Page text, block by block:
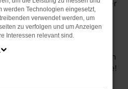
in Oldenburg. Mit unserer
und der
finden Sie bei uns das
erfüllt.
Sie sich von unserem
der Audi A5 wartet auf Sie!
werden Technologien eingesetzt,
verwendet werden, um
zu verfolgen und um Anzeigen
Interessen relevant sind.